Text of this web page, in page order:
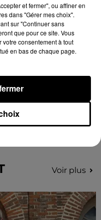
chartrains
club de la région
Voir plus
et fermer", ou affiner en
dans "Gérer mes choix".
sur "Continuer sans
que pour ce site. Vous
votre consentement à tout
en bas de chaque page.